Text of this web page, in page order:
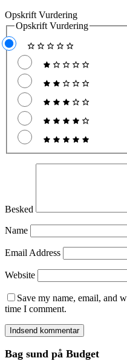
Opskrift Vurdering
Opskrift Vurdering
Besked
Name
Email Address
Website
Save my name, email, and
time I comment.
Bag sund på Budget